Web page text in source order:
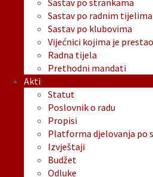
Sastav po strankama
Sastav po radnim tijelima
Sastav po klubovima
Vijećnici kojima je
Radna tijela
Prethodni mandati
Akti
Statut
Poslovnik o radu
Propisi
Platforma djelovanja po
Izvještaji
Budžet
Odluke